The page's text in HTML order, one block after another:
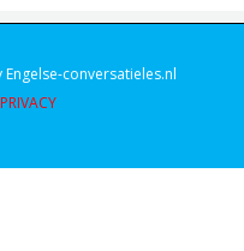
conversatieles.nl
PRIVACY